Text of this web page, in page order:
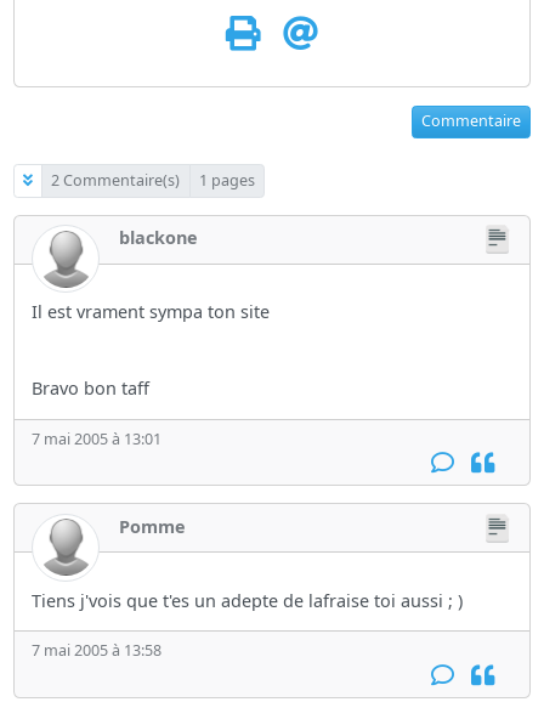
Commentaire
2 Commentaire(s) 1 pages
blackone
Il est vrament sympa ton site
Bravo bon taff
7 mai 2005 à 13:01
Pomme
Tiens j'vois que t'es un adepte de lafraise toi aussi ; )
7 mai 2005 à 13:58